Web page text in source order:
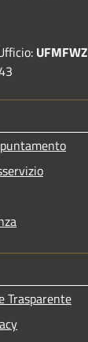
UFMFWZ
Trasparente